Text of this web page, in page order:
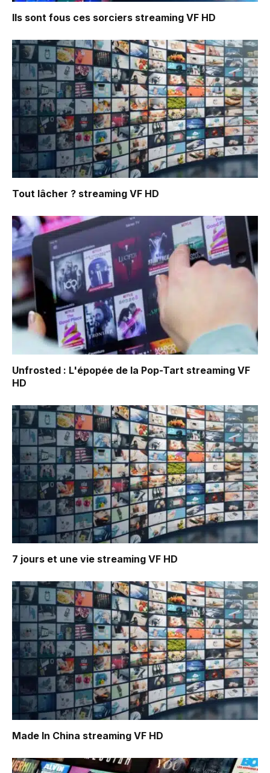
Ils sont fous ces sorciers streaming VF HD
Tout lâcher ? streaming VF HD
Unfrosted : L'épopée de la Pop-Tart streaming VF
HD
7 jours et une vie streaming VF HD
Made In China streaming VF HD